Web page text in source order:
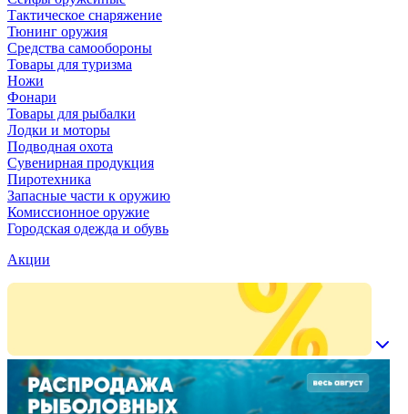
Тактическое снаряжение
Тюнинг оружия
Средства самообороны
Товары для туризма
Ножи
Фонари
Товары для рыбалки
Лодки и моторы
Подводная охота
Сувенирная продукция
Пиротехника
Запасные части к оружию
Комиссионное оружие
Городская одежда и обувь
Акции